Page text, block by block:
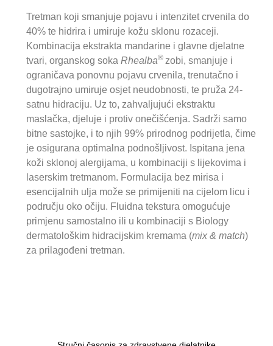
Tretman koji smanjuje pojavu i intenzitet crvenila do
40% te hidrira i umiruje kožu sklonu rozaceji.
Kombinacija ekstrakta mandarine i glavne djelatne
tvari, organskog soka Rhealba® zobi, smanjuje i
ograničava ponovnu pojavu crvenila, trenutačno i
dugotrajno umiruje osjet neudobnosti, te pruža 24-
satnu hidraciju. Uz to, zahvaljujući ekstraktu
maslačka, djeluje i protiv onečišćenja. Sadrži samo
bitne sastojke, i to njih 99% prirodnog podrijetla, čime
je osigurana optimalna podnošljivost. Ispitana jena
koži sklonoj alergijama, u kombinaciji s lijekovima i
laserskim tretmanom. Formulacija bez mirisa i
esencijalnih ulja može se primijeniti na cijelom licu i
području oko očiju. Fluidna tekstura omogućuje
primjenu samostalno ili u kombinaciji s Biology
dermatološkim hidracijskim kremama (mix & match)
za prilagođeni tretman.